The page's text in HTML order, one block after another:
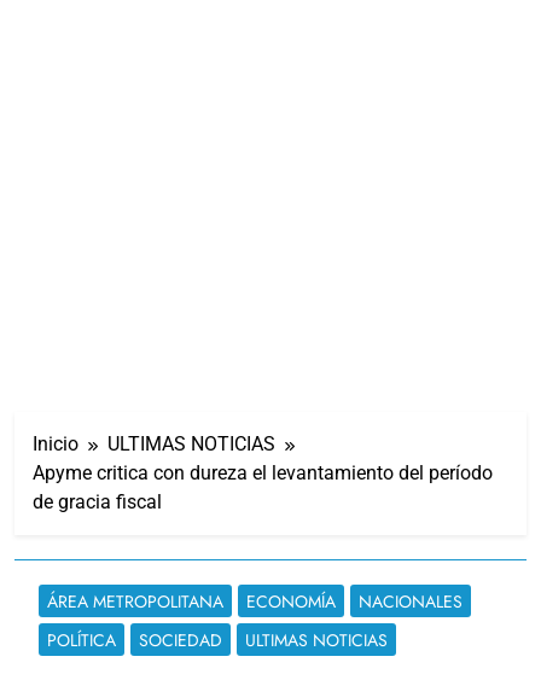
Inicio
ULTIMAS NOTICIAS
Apyme critica con dureza el levantamiento del período
de gracia fiscal
ÁREA METROPOLITANA ECONOMÍA
NACIONALES
POLÍTICA
SOCIEDAD ULTIMAS NOTICIAS